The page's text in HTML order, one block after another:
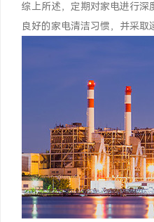
综上所述，定期对家电进行深
良好的家电清洁习惯，并采取